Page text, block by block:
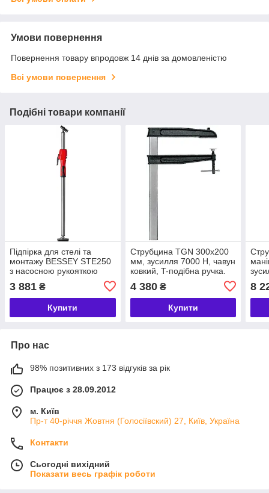
Умови повернення
Повернення товару впродовж 14 днів за домовленістю
Всі умови повернення
Подібні товари компанії
Підпірка для стелі та
монтажу BESSEY STE250
з насосною рукояткою
3 881 ₴
Купити
Струбцина TGN 300х200
мм, зусилля 7000 Н, чавун
ковкий, T-подібна ручка.
4 380₴
Купити
8
Про нас
98% позитивних з 173 відгуків за рік
Працює з 28.09.2012
м. Київ
Пр-т 40-річчя Жовтня (Голосіївский) 27, Київ, Україна
Контакти
Сьогодні вихідний
Показати весь графік роботи